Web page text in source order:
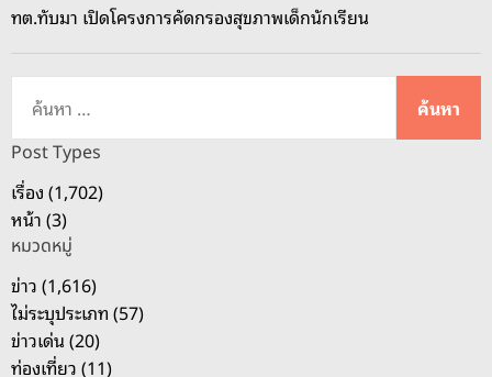
ทต.ทับมา เปิดโครงการคัดกรองสุขภาพเด็กนักเรียน
ห
สำ
ห
รั
บ
:
Post Types
เรื่อง (1,702)
หน้า (3)
หมวดหมู่
ข่าว (1,616)
ไม่ระบุประเภท (57)
ข่าวเด่น (20)
ท่องเที่ยว (11)